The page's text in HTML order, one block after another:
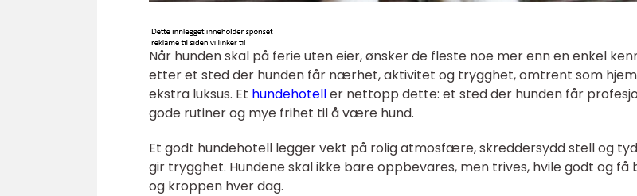
Når hunden skal på ferie uten eier, ønsker de fleste noe mer enn en enkel
etter et sted der hunden får nærhet, aktivitet og trygghet, omtrent som
ekstra luksus. Et hundehoteller nettopp dette: et sted der hunden får
gode rutiner og mye frihet til å være hund.
Et godt hundehotell legger vekt på rolig atmosfære, skreddersydd stell og
gir trygghet. Hundene skal ikke bare oppbevares, men trives, hvile godt og
og kroppen hver dag.